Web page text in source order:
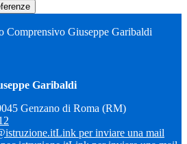
Comprensivo Giuseppe Garibaldi
Garibaldi
Genzano di Roma (RM)
Link per inviare una mail